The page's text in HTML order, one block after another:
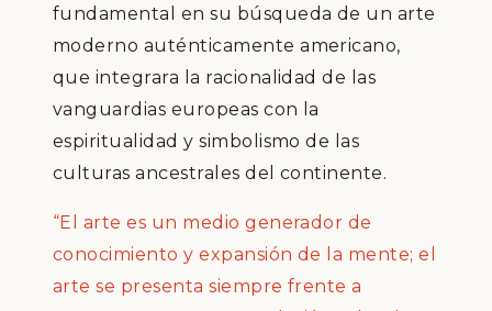
fundamental en su búsqueda de un arte
moderno auténticamente americano,
que integrara la racionalidad de las
vanguardias europeas con la
espiritualidad y simbolismo de las
culturas ancestrales del continente.
“El arte es un medio generador de
conocimiento y expansión de la mente; el
arte se presenta siempre frente a